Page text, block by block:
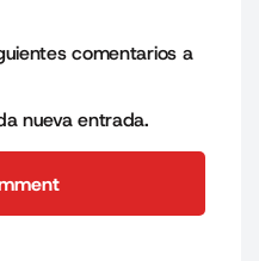
comentarios a
nueva entrada.